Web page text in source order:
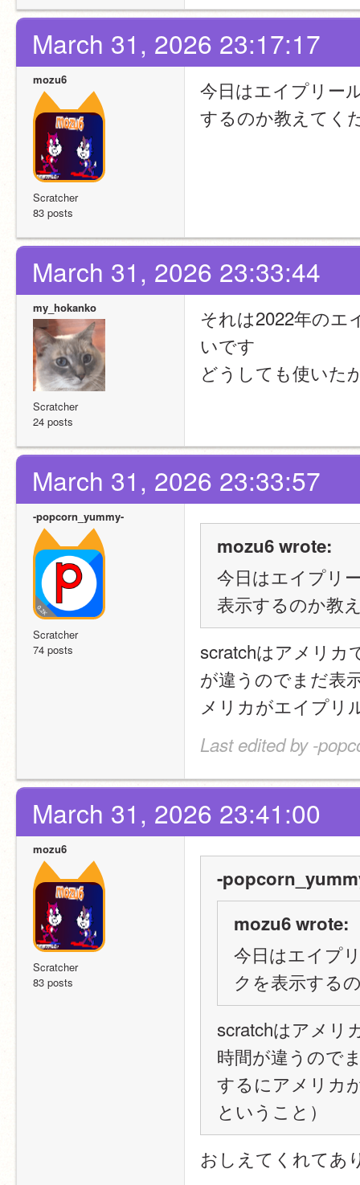
March 31, 2026 23:17:17
mozu6
Scratcher
83 posts
今日はエイプリー
するのか教えてく
March 31, 2026 23:33:44
my_hokanko
Scratcher
24 posts
それは2022年のエ
いです
どうしても使いた
March 31, 2026 23:33:57
-popcorn_yummy-
Scratcher
74 posts
mozu6 wrote:
今日はエイプリ
表示するのか教
scratchはアメリカ
が違うのでまだ表
メリカがエイプリ
Last edited by -
March 31, 2026 23:41:00
mozu6
Scratcher
83 posts
-
mozu6 wrote:
今日はエイプ
クを表示する
scratchはアメリ
時間が違うので
するにアメリカ
ということ）
おしえてくれてあ